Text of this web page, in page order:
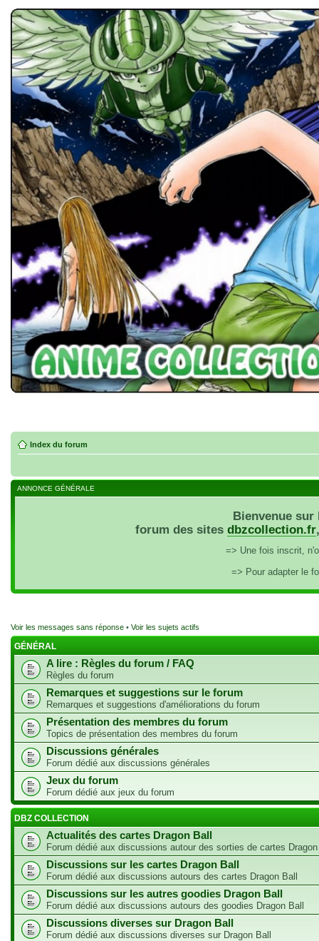
Index du forum
ANNONCE GÉNÉRALE
Bienvenue
forum des sites dbzcollection.fr
=> Une fois inscrit,
=> Pour adapter le
Voir les messages sans réponse • Voir les sujets actifs
GÉNÉRAL
A lire : Règles du forum / FAQ
Règles du forum
Remarques et suggestions sur le forum
Remarques et suggestions d'améliorations du forum
Présentation des membres du forum
Topics de présentation des membres du forum
Discussions générales
Forum dédié aux discussions générales
Jeux du forum
Forum dédié aux jeux du forum
DBZ COLLECTION
Actualités des cartes Dragon Ball
Forum dédié aux discussions autour des sorties de cartes
Discussions sur les cartes Dragon Ball
Forum dédié aux discussions autours des cartes Dragon Ball
Discussions sur les autres goodies Dragon Ball
Forum dédié aux discussions autours des goodies Dragon Ball
Discussions diverses sur Dragon Ball
Forum dédié aux discussions diverses sur Dragon Ball